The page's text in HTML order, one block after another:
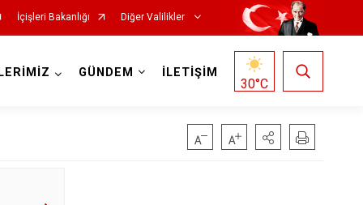
İçişleri Bakanlığı Diğer Valilikler
GÜNDEM İLETİŞİM
30°C